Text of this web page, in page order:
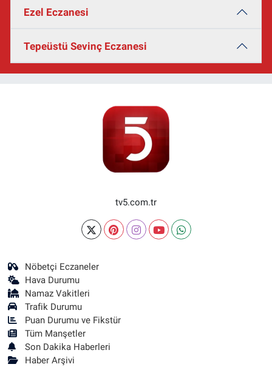
Ezel Eczanesi
Tepeüstü Sevinç Eczanesi
tv5.com.tr
Nöbetçi Eczaneler
Hava Durumu
Namaz Vakitleri
Trafik Durumu
Puan Durumu ve Fikstür
Tüm Manşetler
Son Dakika Haberleri
Haber Arşivi